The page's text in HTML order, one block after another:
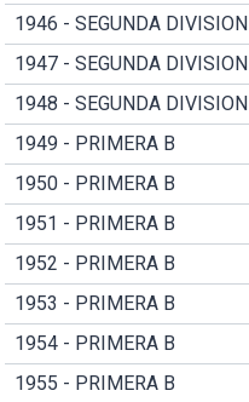
1946 - SEGUNDA DIVISION
1947 - SEGUNDA DIVISION
1948 - SEGUNDA DIVISION
1949 - PRIMERA B
1950 - PRIMERA B
1951 - PRIMERA B
1952 - PRIMERA B
1953 - PRIMERA B
1954 - PRIMERA B
1955 - PRIMERA B